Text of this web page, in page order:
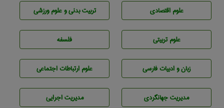
علوم اقتصادی تربيت بدنی و علوم ورزشی
علوم تربيتی فلسفه
زبان و ادبيات فارسی علوم ارتباطات اجتماعی
مديريت جهانگردی مديريت اجرايی